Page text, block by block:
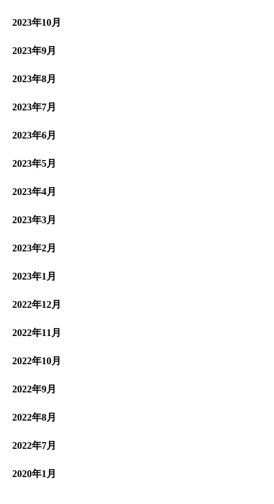
2023年10月
2023年9月
2023年8月
2023年7月
2023年6月
2023年5月
2023年4月
2023年3月
2023年2月
2023年1月
2022年12月
2022年11月
2022年10月
2022年9月
2022年8月
2022年7月
2020年1月